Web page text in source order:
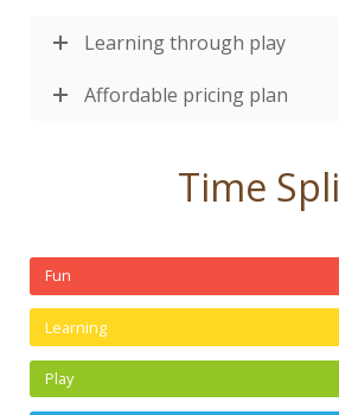
Learning through play
Affordable pricing plan
Time
Fun
Learning
Play